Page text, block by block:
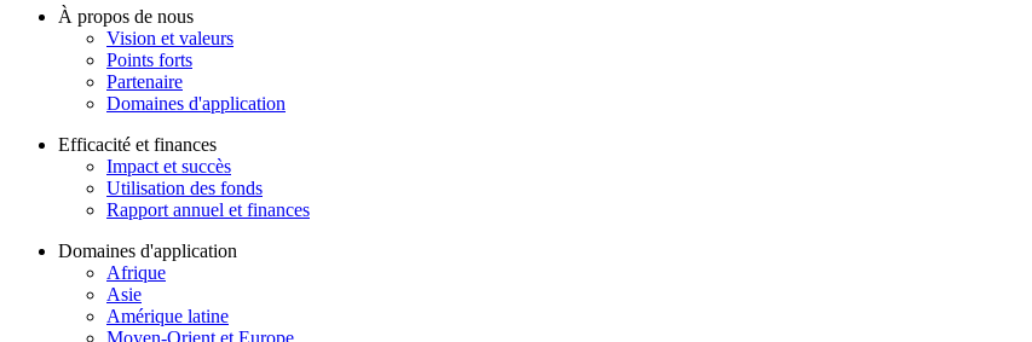
À propos de nous
Vision et valeurs
Points forts
Partenaire
Domaines d'application
Efficacité et finances
Impact et succès
Utilisation des fonds
Rapport annuel et finances
Domaines d'application
Afrique
Asie
Amérique latine
Moyen-Orient et Europe